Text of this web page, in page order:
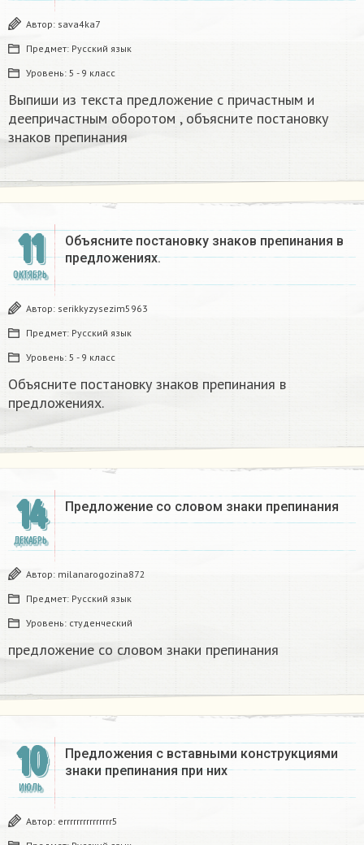
Автор: sava4ka7
Предмет: Русский язык
Уровень: 5 - 9 класс
Выпиши из текста предложение с причастным и
деепричастным оборотом , объясните постановку
знаков препинания ​
11
ОКТЯБРЬ
Объясните постановку знаков препинания в
предложениях.
Автор: serikkyzysezim5963
Предмет: Русский язык
Уровень: 5 - 9 класс
Объясните постановку знаков препинания в
предложениях.
14
ДЕКАБРЬ
Предложение со словом знаки препинания
Автор: milanarogozina872
Предмет: Русский язык
Уровень: студенческий
предложение со словом знаки препинания
10
ИЮЛЬ
Предложения с вставными конструкциями
знаки препинания при них
Автор: errrrrrrrrrrrrrr5